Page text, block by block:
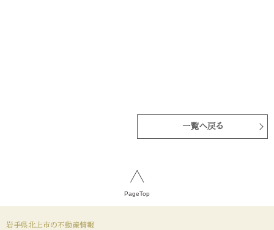
一覧へ戻る
PageTop
岩手県北上市の不動産情報